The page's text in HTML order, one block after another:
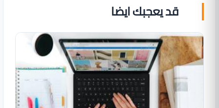
قد يعجبك ايضا